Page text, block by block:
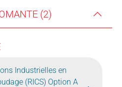
(2)
Industrielles en
(RICS) Option A